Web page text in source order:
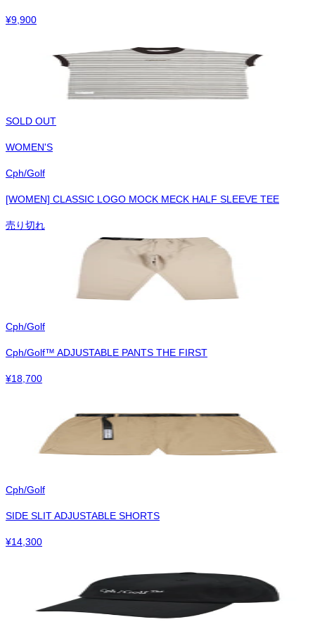
¥9,900
SOLD OUT
WOMEN'S
Cph/Golf
[WOMEN] CLASSIC LOGO MOCK MECK HALF SLEEVE TEE
売り切れ
Cph/Golf
Cph/Golf™︎ ADJUSTABLE PANTS THE FIRST
¥18,700
Cph/Golf
SIDE SLIT ADJUSTABLE SHORTS
¥14,300